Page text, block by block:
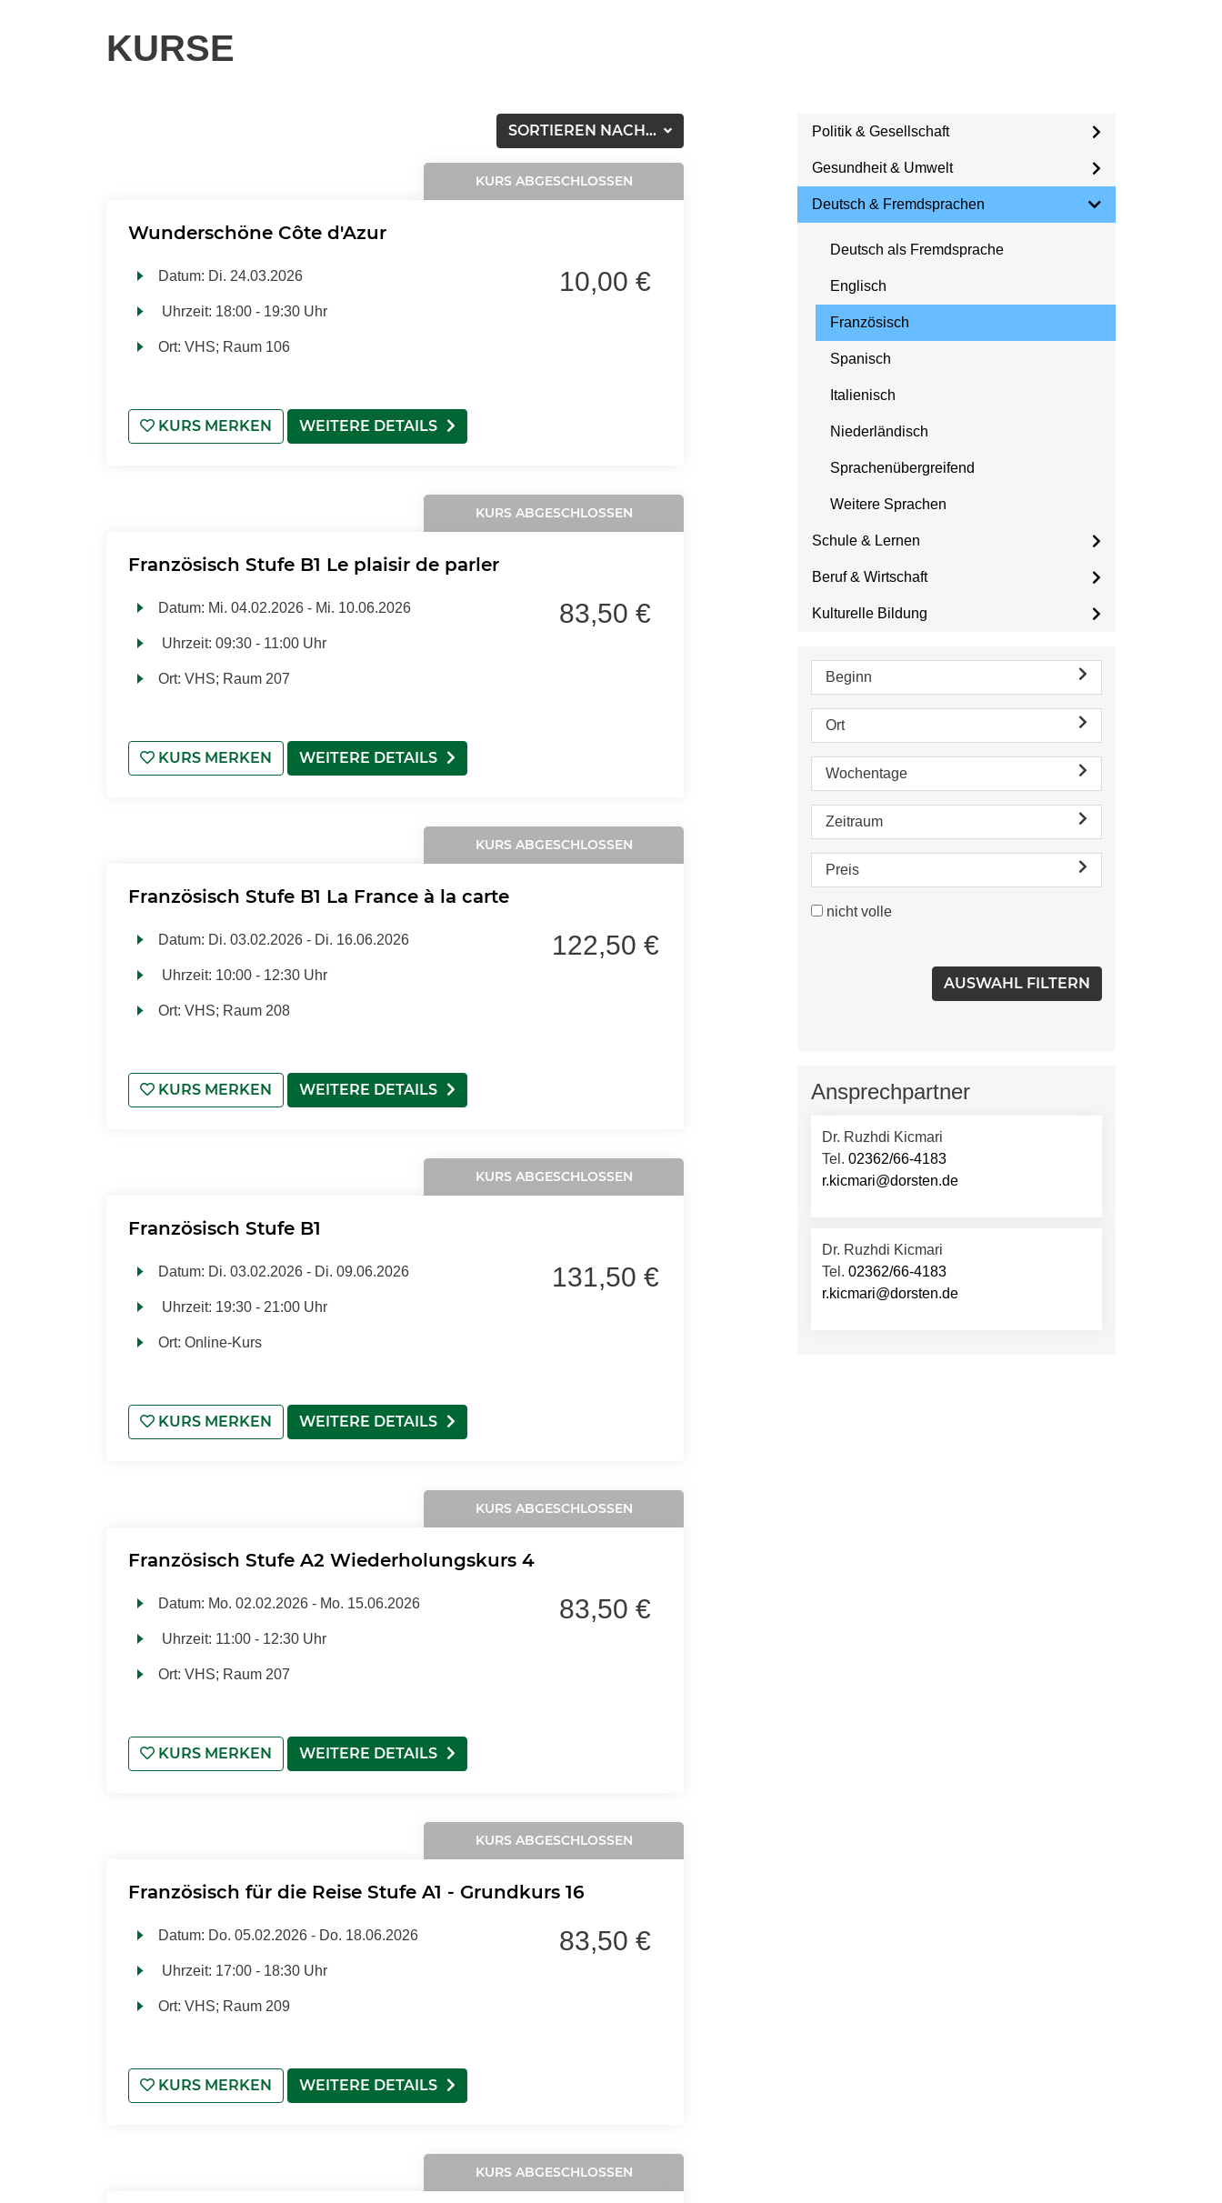
KURSE
SORTIEREN NACH...
KURS ABGESCHLOSSEN
Wunderschöne Côte d'Azur
Datum: Di. 24.03.2026
Uhrzeit: 18:00 - 19:30 Uhr
Ort: VHS; Raum 106
10,00 €
KURS MERKEN WEITERE DETAILS
KURS ABGESCHLOSSEN
Französisch Stufe B1 Le plaisir de parler
Datum: Mi. 04.02.2026 - Mi. 10.06.2026
Uhrzeit: 09:30 - 11:00 Uhr
Ort: VHS; Raum 207
83,50 €
KURS MERKEN WEITERE DETAILS
KURS ABGESCHLOSSEN
Französisch Stufe B1 La France à la carte
Datum: Di. 03.02.2026 - Di. 16.06.2026
Uhrzeit: 10:00 - 12:30 Uhr
Ort: VHS; Raum 208
122,50 €
KURS MERKEN WEITERE DETAILS
KURS ABGESCHLOSSEN
Französisch Stufe B1
Datum: Di. 03.02.2026 - Di. 09.06.2026
Uhrzeit: 19:30 - 21:00 Uhr
Ort: Online-Kurs
131,50 €
KURS MERKEN WEITERE DETAILS
KURS ABGESCHLOSSEN
Französisch Stufe A2 Wiederholungskurs 4
Datum: Mo. 02.02.2026 - Mo. 15.06.2026
Uhrzeit: 11:00 - 12:30 Uhr
Ort: VHS; Raum 207
83,50 €
KURS MERKEN WEITERE DETAILS
KURS ABGESCHLOSSEN
Französisch für die Reise Stufe A1 - Grundkurs 16
Datum: Do. 05.02.2026 - Do. 18.06.2026
Uhrzeit: 17:00 - 18:30 Uhr
Ort: VHS; Raum 209
83,50 €
KURS MERKEN WEITERE DETAILS
KURS ABGESCHLOSSEN
Politik & Gesellschaft
Gesundheit & Umwelt
Deutsch & Fremdsprachen
Deutsch als Fremdsprache
Englisch
Französisch
Spanisch
Italienisch
Niederländisch
Sprachenübergreifend
Weitere Sprachen
Schule & Lernen
Beruf & Wirtschaft
Kulturelle Bildung
Beginn
Ort
Wochentage
Zeitraum
Preis
nicht volle
Ansprechpartner
Dr. Ruzhdi Kicmari
Tel. 02362/66-4183
r.kicmari@dorsten.de
Dr. Ruzhdi Kicmari
Tel. 02362/66-4183
r.kicmari@dorsten.de